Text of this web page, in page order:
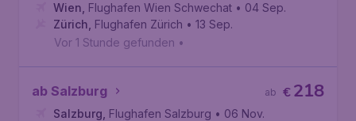
Wien Flughafen Wien Schwechat • 04 Sep.
Zürich Flughafen Zürich • 13 Sep.
Vor 1 Stunde gefunden •
ab Salzburg €218
ab
Salzburg Flughafen Salzburg • 06 Nov.